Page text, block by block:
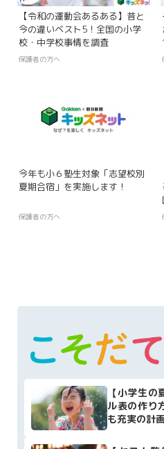
【令和の運動会あるある】昔と
今の違いベスト5！全国の小学
校・中学校事情を調査
保護者の方へ
今年も小６塾生対象「志望校別
夏期合宿」を実施します！
保護者の方へ
【小学生
ル表の作り
も充実の計